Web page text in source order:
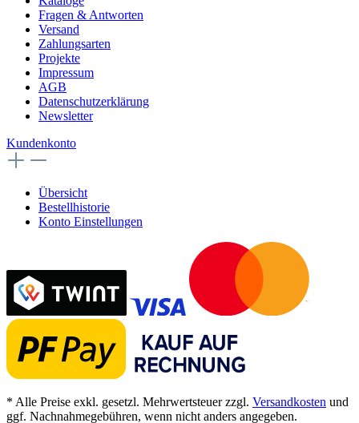
Fragen & Antworten
Versand
Zahlungsarten
Projekte
Impressum
AGB
Datenschutzerklärung
Newsletter
Kundenkonto
Übersicht
Bestellhistorie
Konto Einstellungen
* Alle Preise exkl. gesetzl. Mehrwertsteuer zzgl. Versandkosten und
ggf. Nachnahmegebühren, wenn nicht anders angegeben.